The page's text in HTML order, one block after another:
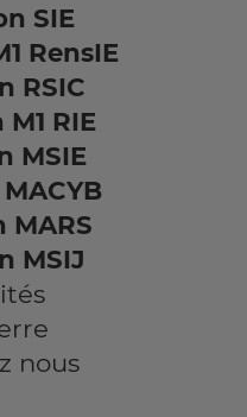
SIE
RensIE
RSIC
RIE
MSIE
MARS
MSIJ
nous